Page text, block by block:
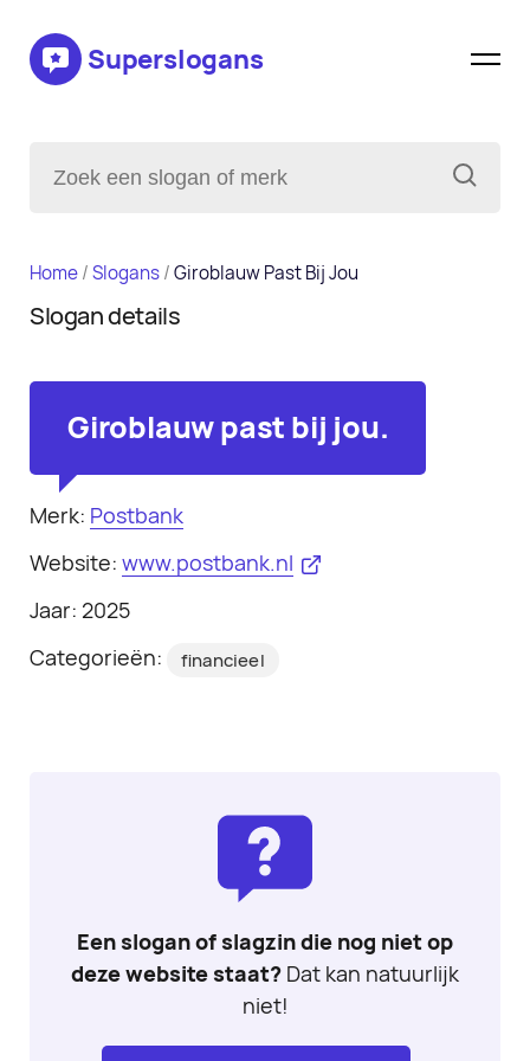
Superslogans
Home/Slogans/Giroblauw Past Bij Jou
Slogan details
Giroblauw past bij jou.
Merk: Postbank
Website: www.postbank.nl
Jaar: 2025
Categorieën:
financieel
Een slogan of slagzin die nog niet op
deze website staat? Dat kan natuurlijk
niet!